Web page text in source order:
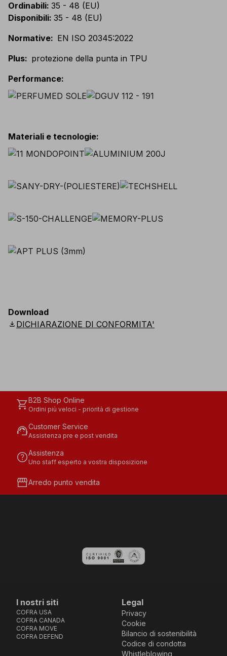
Ordinabili: 35 - 48 (EU)
Disponibili: 35 - 48 (EU)
Normative: EN ISO 20345:2022
Plus: protezione della punta in TPU
Performance:
Materiali e tecnologie:
Download
download DICHIARAZIONE DI CONFORMITA'
shopping_cartB2B Shop Online
Ordini più veloci - priorità di gestione
support_agentCustomer Service
Assistenza pre e post vendita
helpAssistenza
Uno staff esperto a vostra disposizione
storefrontArredo punto vendita
I nostri siti
COFRA USA
COFRA CANADA
COFRA MOVE
COFRA DEFEND
Legal
Privacy
Cookie
Bilancio di sostenibilità
Codice di condotta
Whistleblowing